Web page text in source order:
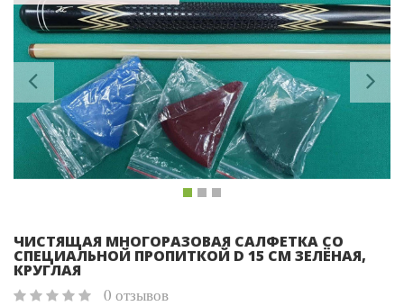
Previous
ЧИСТЯЩАЯ МНОГОРАЗОВАЯ САЛФЕТКА СО
СПЕЦИАЛЬНОЙ ПРОПИТКОЙ D 15 СМ ЗЕЛЁНАЯ,
КРУГЛАЯ
0 отзывов